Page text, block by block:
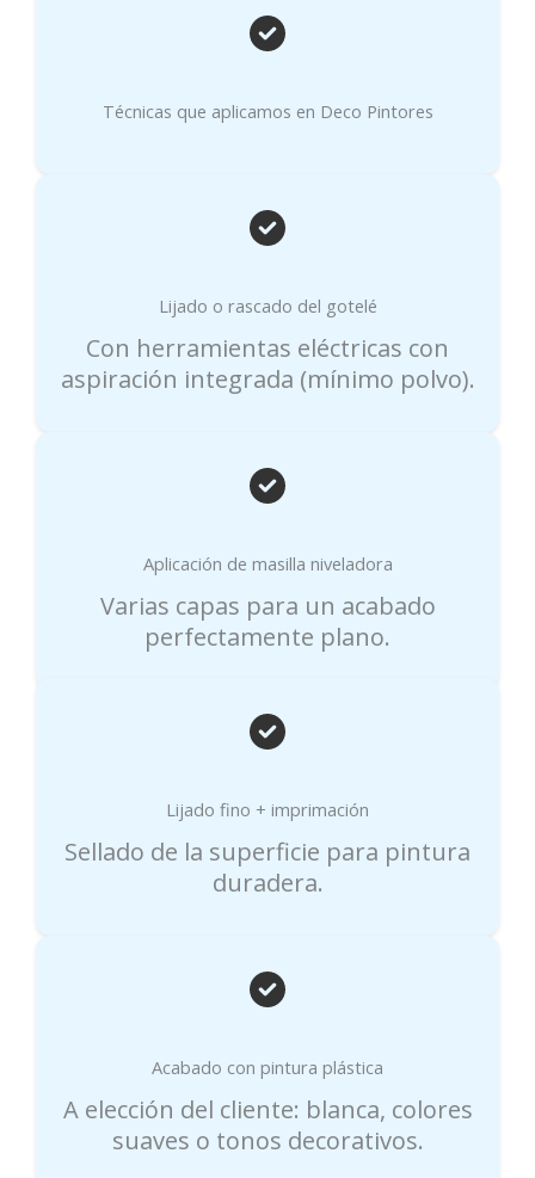
Técnicas que aplicamos en Deco Pintores
Lijado o rascado del gotelé
Con herramientas eléctricas con
aspiración integrada (mínimo polvo).
Aplicación de masilla niveladora
Varias capas para un acabado
perfectamente plano.
Lijado fino + imprimación
Sellado de la superficie para pintura
duradera.
Acabado con pintura plástica
A elección del cliente: blanca, colores
suaves o tonos decorativos.